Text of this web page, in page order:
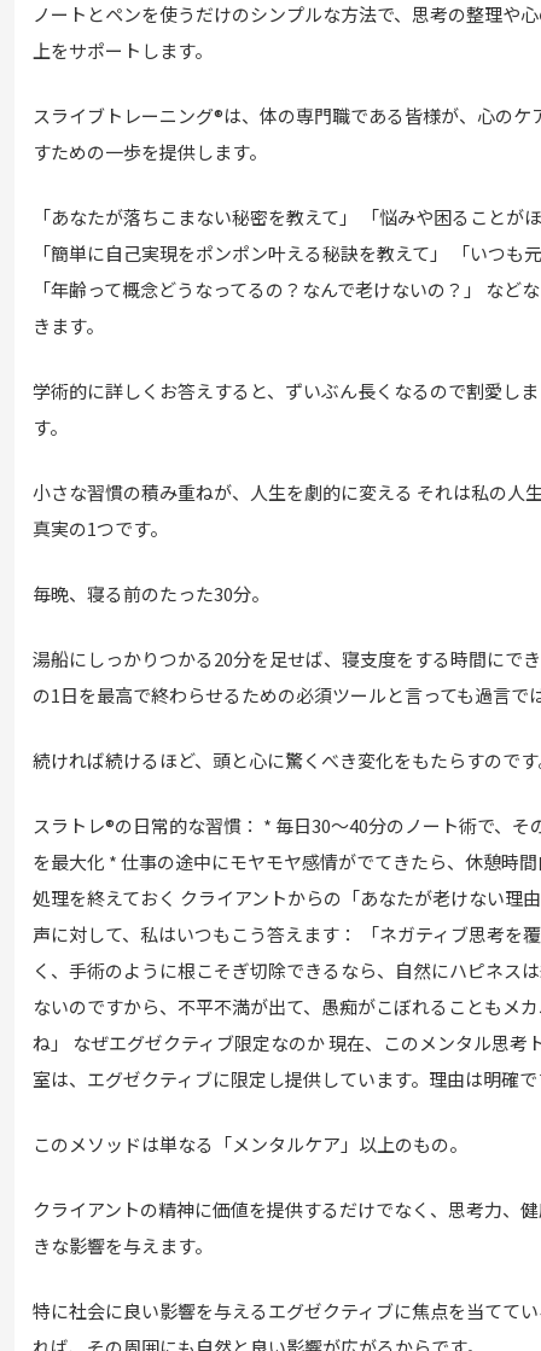
ノートとペンを使うだけのシンプルな方法で、思考の整理や
上をサポートします。
スライブトレーニング®は、体の専門職である皆様が、心のケ
すための一歩を提供します。
「あなたが落ちこまない秘密を教えて」 「悩みや困ることが
「簡単に自己実現をポンポン叶える秘訣を教えて」 「いつも
「年齢って概念どうなってるの？なんで老けないの？」 など
きます。
学術的に詳しくお答えすると、ずいぶん長くなるので割愛し
す。
小さな習慣の積み重ねが、人生を劇的に変える それは私の人
真実の1つです。
毎晩、寝る前のたった30分。
湯船にしっかりつかる20分を足せば、寝支度をする時間にで
の1日を最高で終わらせるための必須ツールと言っても過言で
続ければ続けるほど、頭と心に驚くべき変化をもたらすので
スラトレ®の日常的な習慣： * 毎日30～40分のノート術で、そ
を最大化 * 仕事の途中にモヤモヤ感情がでてきたら、休憩時
処理を終えておく クライアントからの「あなたが老けない理
声に対して、私はいつもこう答えます： 「ネガティブ思考を
く、手術のように根こそぎ切除できるなら、自然にハピネス
ないのですから、不平不満が出て、愚痴がこぼれることもメ
ね」 なぜエグゼクティブ限定なのか 現在、このメンタル思考
室は、エグゼクティブに限定し提供しています。理由は明確
このメソッドは単なる「メンタルケア」以上のもの。
クライアントの精神に価値を提供するだけでなく、思考力、
きな影響を与えます。
特に社会に良い影響を与えるエグゼクティブに焦点を当てて